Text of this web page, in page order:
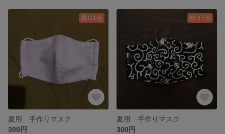
残り1点
夏用 手作りマスク
300円
残り1点
夏用 手作りマスク
300円